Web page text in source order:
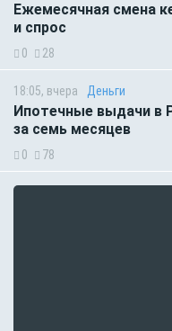
Ежемесячная смена
и спрос
0 28
18:05, вчера Деньги
Ипотечные выдачи в
за семь месяцев
0 78